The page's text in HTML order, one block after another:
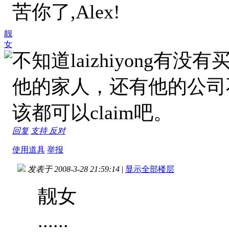
靓
女
苦你了,Alex!
不知道laizhiyong有没有
他的家人，还有他的公
该都可以claim吧。
回复 支持 反对
使用道具 举报
发表于 2008-3-28 21:59:14 | 显示全部楼层
靓女
......